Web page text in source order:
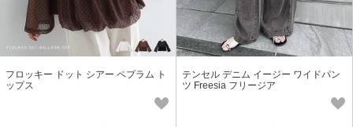
フロッキー ドット シアー ペプラム ト
ップス
テンセル デニム イージー ワイドパン
ツ Freesia フリージア